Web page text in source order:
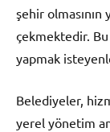
şehir olmasının
çekmektedir.
yapmak
Belediyeler,
yerel yönetim